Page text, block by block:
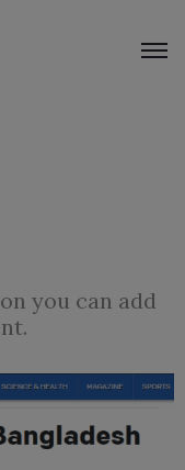
you can add